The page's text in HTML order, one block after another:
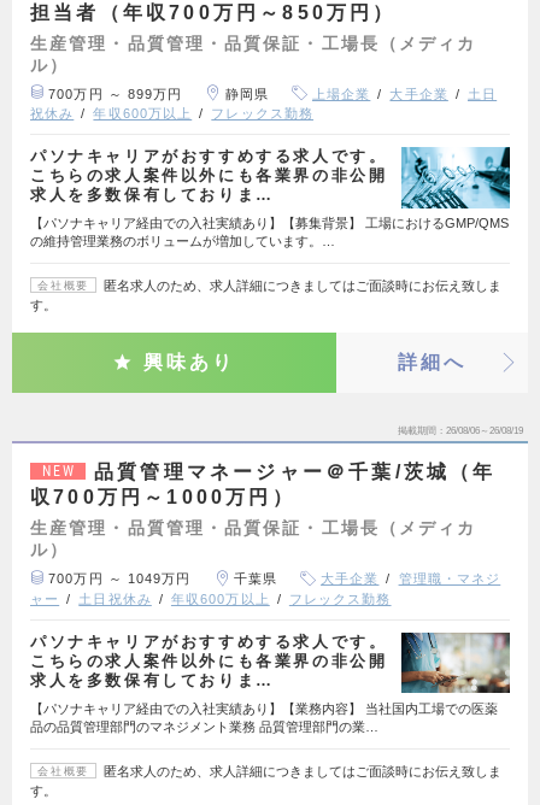
担当者（年収700万円～850万円）
生産管理・品質管理・品質保証・工場長（メディカ
ル）
700万円 ～ 899万円 静岡県 上場企業 大手企業
土日
祝休み
年収600万以上 フレックス勤務
パソナキャリアがおすすめする求人です。
こちらの求人案件以外にも各業界の非公開
求人を多数保有しておりま…
【パソナキャリア経由での入社実績あり】【募集背景】 工場におけるGMP/QMS
の維持管理業務のボリュームが増加しています。…
会社概要
匿名求人のため、求人詳細につきましてはご面談時にお伝え致しま
す。
興味あり 詳細へ
掲載期間 26/08/06～26/08/19
NEW
品質管理マネージャー＠千葉/茨城（年
収700万円～1000万円）
生産管理・品質管理・品質保証・工場長（メディカ
ル）
700万円 ～ 1049万円 千葉県 大手企業
管理職・マネジ
ャー
土日祝休み 年収600万以上 フレックス勤務
パソナキャリアがおすすめする求人です。
こちらの求人案件以外にも各業界の非公開
求人を多数保有しておりま…
【パソナキャリア経由での入社実績あり】【業務内容】 当社国内工場での医薬
品の品質管理部門のマネジメント業務 品質管理部門の業…
会社概要
匿名求人のため、求人詳細につきましてはご面談時にお伝え致しま
す。